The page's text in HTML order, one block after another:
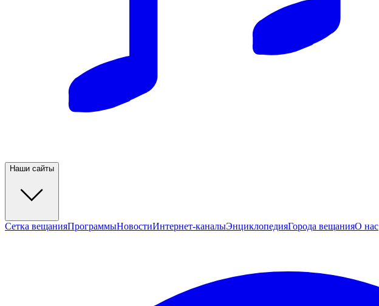
Наши сайты
Сетка вещанияПрограммыНовостиИнтернет-каналыЭнциклопедияГорода вещанияО нас